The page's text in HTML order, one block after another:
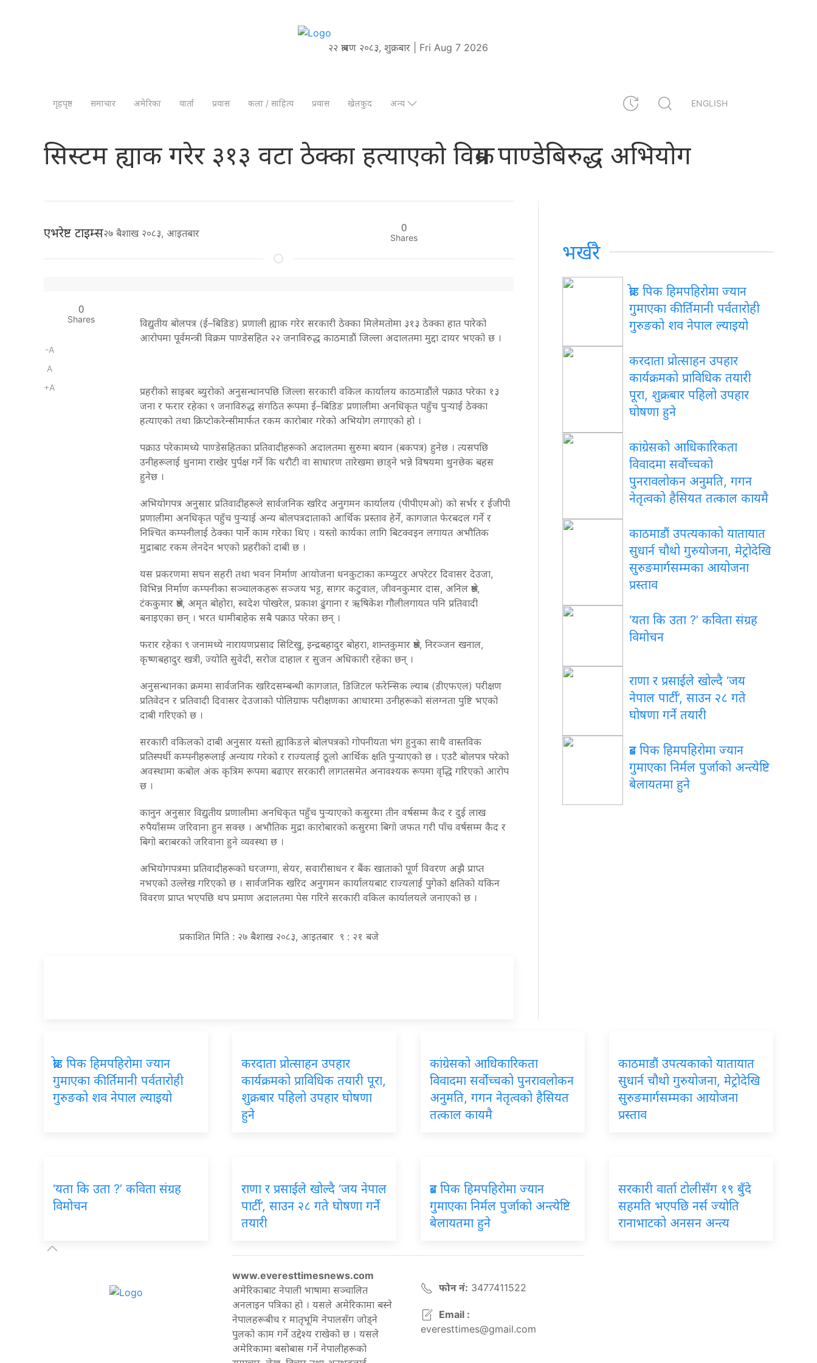
२२ श्रावण २०८३, शुक्रबार | Fri Aug 7 2026
गृहपृष्ठ समाचार अमेरिका वार्ता प्रवास कला / साहित्य प्रवास खेलकुद अन्य ENGLISH
सिस्टम ह्याक गरेर ३१३ वटा ठेक्का हत्याएको विक्रम पाण्डेबिरुद्ध अभियोग
एभरेष्ट टाइम्स२७ बैशाख २०८३, आइतबार 0
Shares
0
Shares
-A
A
+A
विद्युतीय बोलपत्र (ई–बिडिङ) प्रणाली ह्याक गरेर सरकारी ठेक्का मिलेमतोमा ३१३ ठेक्का हात पारेको
आरोपमा पूर्वमन्त्री विक्रम पाण्डेसहित २२ जनाविरुद्ध काठमाडौं जिल्ला अदालतमा मुद्दा दायर भएको छ ।
प्रहरीको साइबर ब्युरोको अनुसन्धानपछि जिल्ला सरकारी वकिल कार्यालय काठमाडौंले पक्राउ परेका १३
जना र फरार रहेका ९ जनाविरुद्ध संगठित रूपमा ई–बिडिङ प्रणालीमा अनधिकृत पहुँच पुर्‍याई ठेक्का
हत्याएको तथा क्रिप्टोकरेन्सीमार्फत रकम कारोबार गरेको अभियोग लगाएको हो ।
पक्राउ परेकामध्ये पाण्डेसहितका प्रतिवादीहरूको अदालतमा सुरुमा बयान (बकपत्र) हुनेछ । त्यसपछि
उनीहरूलाई थुनामा राखेर पुर्पक्ष गर्ने कि धरौटी वा साधारण तारेखमा छाड्ने भन्ने विषयमा थुनछेक बहस
हुनेछ ।
अभियोगपत्र अनुसार प्रतिवादीहरूले सार्वजनिक खरिद अनुगमन कार्यालय (पीपीएमओ) को सर्भर र ईजीपी
प्रणालीमा अनधिकृत पहुँच पुर्‍याई अन्य बोलपत्रदाताको आर्थिक प्रस्ताव हेर्ने, कागजात फेरबदल गर्ने र
निश्चित कम्पनीलाई ठेक्का पार्ने काम गरेका थिए । यस्तो कार्यका लागि बिटक्वइन लगायत अभौतिक
मुद्राबाट रकम लेनदेन भएको प्रहरीको दाबी छ ।
यस प्रकरणमा सघन सहरी तथा भवन निर्माण आयोजना धनकुटाका कम्प्युटर अपरेटर दिवासर देउजा,
विभिन्न निर्माण कम्पनीका सञ्चालकहरू सञ्जय भट्ट, सागर कटुवाल, जीवनकुमार दास, अनिल श्रेष्ठ,
टंककुमार श्रेष्ठ, अमृत बोहोरा, स्वदेश पोखरेल, प्रकाश ढुंगाना र ऋषिकेश गौलीलगायत पनि प्रतिवादी
बनाइएका छन् । भरत धामीबाहेक सबै पक्राउ परेका छन् ।
फरार रहेका ९ जनामध्ये नारायणप्रसाद सिटिखु, इन्द्रबहादुर बोहरा, शान्तकुमार श्रेष्ठ, निरञ्जन खनाल,
कृष्णबहादुर खत्री, ज्योति सुवेदी, सरोज दाहाल र सुजन अधिकारी रहेका छन् ।
अनुसन्धानका क्रममा सार्वजनिक खरिदसम्बन्धी कागजात, डिजिटल फरेन्सिक ल्याब (डीएफएल) परीक्षण
प्रतिवेदन र प्रतिवादी दिवासर देउजाको पोलिग्राफ परीक्षणका आधारमा उनीहरूको संलग्नता पुष्टि भएको
दाबी गरिएको छ ।
सरकारी वकिलको दाबी अनुसार यस्तो ह्याकिङले बोलपत्रको गोपनीयता भंग हुनुका साथै वास्तविक
प्रतिस्पर्धी कम्पनीहरूलाई अन्याय गरेको र राज्यलाई ठूलो आर्थिक क्षति पुर्‍याएको छ । एउटै बोलपत्र परेको
अवस्थामा कबोल अंक कृत्रिम रूपमा बढाएर सरकारी लागतसमेत अनावश्यक रूपमा वृद्धि गरिएको आरोप
छ ।
कानुन अनुसार विद्युतीय प्रणालीमा अनधिकृत पहुँच पुर्‍याएको कसुरमा तीन वर्षसम्म कैद र दुई लाख
रुपैयाँसम्म जरिवाना हुन सक्छ । अभौतिक मुद्रा कारोबारको कसुरमा बिगो जफत गरी पाँच वर्षसम्म कैद र
बिगो बराबरको जरिवाना हुने व्यवस्था छ ।
अभियोगपत्रमा प्रतिवादीहरूको घरजग्गा, सेयर, सवारीसाधन र बैंक खाताको पूर्ण विवरण अझै प्राप्त
नभएको उल्लेख गरिएको छ । सार्वजनिक खरिद अनुगमन कार्यालयबाट राज्यलाई पुगेको क्षतिको यकिन
विवरण प्राप्त भएपछि थप प्रमाण अदालतमा पेस गरिने सरकारी वकिल कार्यालयले जनाएको छ ।
प्रकाशित मिति : २७ बैशाख २०८३, आइतबार ९ : २१ बजे
भर्खरै
ब्रोड पिक हिमपहिरोमा ज्यान
गुमाएका कीर्तिमानी पर्वतारोही
गुरुङको शव नेपाल ल्याइयो
करदाता प्रोत्साहन उपहार
कार्यक्रमको प्राविधिक तयारी
पूरा, शुक्रबार पहिलो उपहार
घोषणा हुने
कांग्रेसको आधिकारिकता
विवादमा सर्वोच्चको
पुनरावलोकन अनुमति, गगन
नेतृत्वको हैसियत तत्काल कायमै
काठमाडौं उपत्यकाको यातायात
सुधार्न चौथो गुरुयोजना, मेट्रोदेखि
सुरुङमार्गसम्मका आयोजना
प्रस्ताव
‘यता कि उता ?’ कविता संग्रह
विमोचन
राणा र प्रसाईंले खोल्दै ‘जय
नेपाल पार्टी’, साउन २८ गते
घोषणा गर्ने तयारी
ब्रड पिक हिमपहिरोमा ज्यान
गुमाएका निर्मल पुर्जाको अन्त्येष्टि
बेलायतमा हुने
ब्रोड पिक हिमपहिरोमा ज्यान
गुमाएका कीर्तिमानी पर्वतारोही
गुरुङको शव नेपाल ल्याइयो
करदाता प्रोत्साहन उपहार
कार्यक्रमको प्राविधिक तयारी पूरा,
शुक्रबार पहिलो उपहार घोषणा
हुने
कांग्रेसको आधिकारिकता
विवादमा सर्वोच्चको पुनरावलोकन
अनुमति, गगन नेतृत्वको हैसियत
तत्काल कायमै
काठमाडौं उपत्यकाको यातायात
सुधार्न चौथो गुरुयोजना, मेट्रोदेखि
सुरुङमार्गसम्मका आयोजना
प्रस्ताव
‘यता कि उता ?’ कविता संग्रह
विमोचन
राणा र प्रसाईंले खोल्दै ‘जय नेपाल
पार्टी’, साउन २८ गते घोषणा गर्ने
तयारी
ब्रड पिक हिमपहिरोमा ज्यान
गुमाएका निर्मल पुर्जाको अन्त्येष्टि
बेलायतमा हुने
सरकारी वार्ता टोलीसँग १९ बुँदे
सहमति भएपछि नर्स ज्योति
रानाभाटको अनसन अन्त्य
www.everesttimesnews.com
अमेरिकाबाट नेपाली भाषामा सञ्चालित
अनलाइन पत्रिका हो । यसले अमेरिकामा बस्ने
नेपालहरूबीच र मातृभूमि नेपालसँग जोड्ने
पुलको काम गर्ने उद्देश्य राखेको छ । यसले
अमेरिकामा बसोबास गर्ने नेपालीहरूको
फोन नं: 3477411522
Email :
everesttimes@gmail.com